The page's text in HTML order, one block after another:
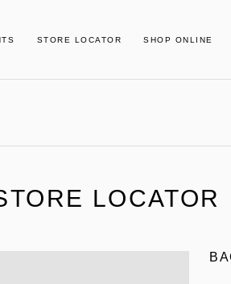
STORE LOCATOR SHOP ONLINE
LOCATOR